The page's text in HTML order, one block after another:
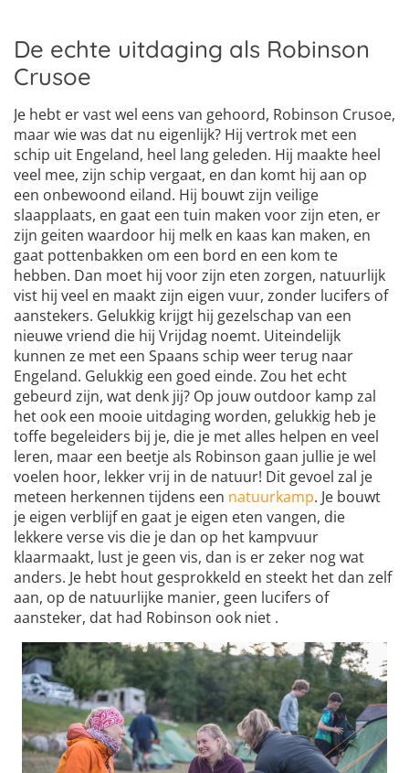
De echte uitdaging als Robinson
Crusoe
Je hebt er vast wel eens van gehoord, Robinson Crusoe,
maar wie was dat nu eigenlijk? Hij vertrok met een
schip uit Engeland, heel lang geleden. Hij maakte heel
veel mee, zijn schip vergaat, en dan komt hij aan op
een onbewoond eiland. Hij bouwt zijn veilige
slaapplaats, en gaat een tuin maken voor zijn eten, er
zijn geiten waardoor hij melk en kaas kan maken, en
gaat pottenbakken om een bord en een kom te
hebben. Dan moet hij voor zijn eten zorgen, natuurlijk
vist hij veel en maakt zijn eigen vuur, zonder lucifers of
aanstekers. Gelukkig krijgt hij gezelschap van een
nieuwe vriend die hij Vrijdag noemt. Uiteindelijk
kunnen ze met een Spaans schip weer terug naar
Engeland. Gelukkig een goed einde. Zou het echt
gebeurd zijn, wat denk jij? Op jouw outdoor kamp zal
het ook een mooie uitdaging worden, gelukkig heb je
toffe begeleiders bij je, die je met alles helpen en veel
leren, maar een beetje als Robinson gaan jullie je wel
voelen hoor, lekker vrij in de natuur! Dit gevoel zal je
meteen herkennen tijdens een natuurkamp. Je bouwt
je eigen verblijf en gaat je eigen eten vangen, die
lekkere verse vis die je dan op het kampvuur
klaarmaakt, lust je geen vis, dan is er zeker nog wat
anders. Je hebt hout gesprokkeld en steekt het dan zelf
aan, op de natuurlijke manier, geen lucifers of
aansteker, dat had Robinson ook niet .